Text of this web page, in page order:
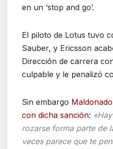
en un ‘stop and go’.
El piloto de Lotus tuvo
Sauber, y Ericsson
Dirección de carrera
culpable y le penalizó
Sin embargo
con dicha sanción:
rozarse forma parte de
veces parece que te